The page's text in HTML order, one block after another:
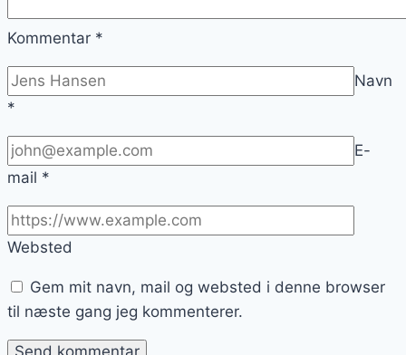
Kommentar *
Navn
*
E-
mail *
Websted
Gem mit navn, mail og websted i denne browser
til næste gang jeg kommenterer.